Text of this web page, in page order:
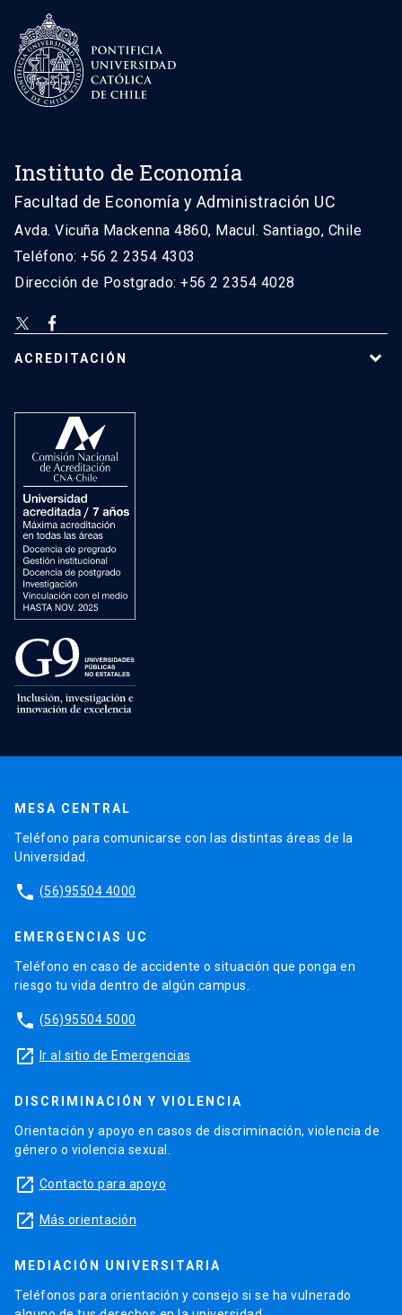
Instituto de Economía
Facultad de Economía y Administración UC
Avda. Vicuña Mackenna 4860, Macul. Santiago, Chile
Teléfono: +56 2 2354 4303
Dirección de Postgrado: +56 2 2354 4028
ACREDITACIÓN
MESA CENTRAL
Teléfono para comunicarse con las distintas áreas de la
Universidad.
phone (56)95504 4000
EMERGENCIAS UC
Teléfono en caso de accidente o situación que ponga en
riesgo tu vida dentro de algún campus.
phone (56)95504 5000
launch Ir al sitio de Emergencias
DISCRIMINACIÓN Y VIOLENCIA
Orientación y apoyo en casos de discriminación, violencia de
género o violencia sexual.
launch Contacto para apoyo
launch Más orientación
MEDIACIÓN UNIVERSITARIA
Teléfonos para orientación y consejo si se ha vulnerado